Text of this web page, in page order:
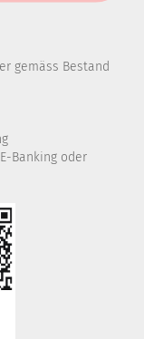
gemäss Bestand
Banking oder